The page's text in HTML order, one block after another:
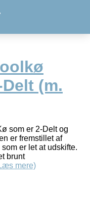
(m.
som er 2-Delt og
er fremstillet af
er let at udskifte.
brunt
mere)